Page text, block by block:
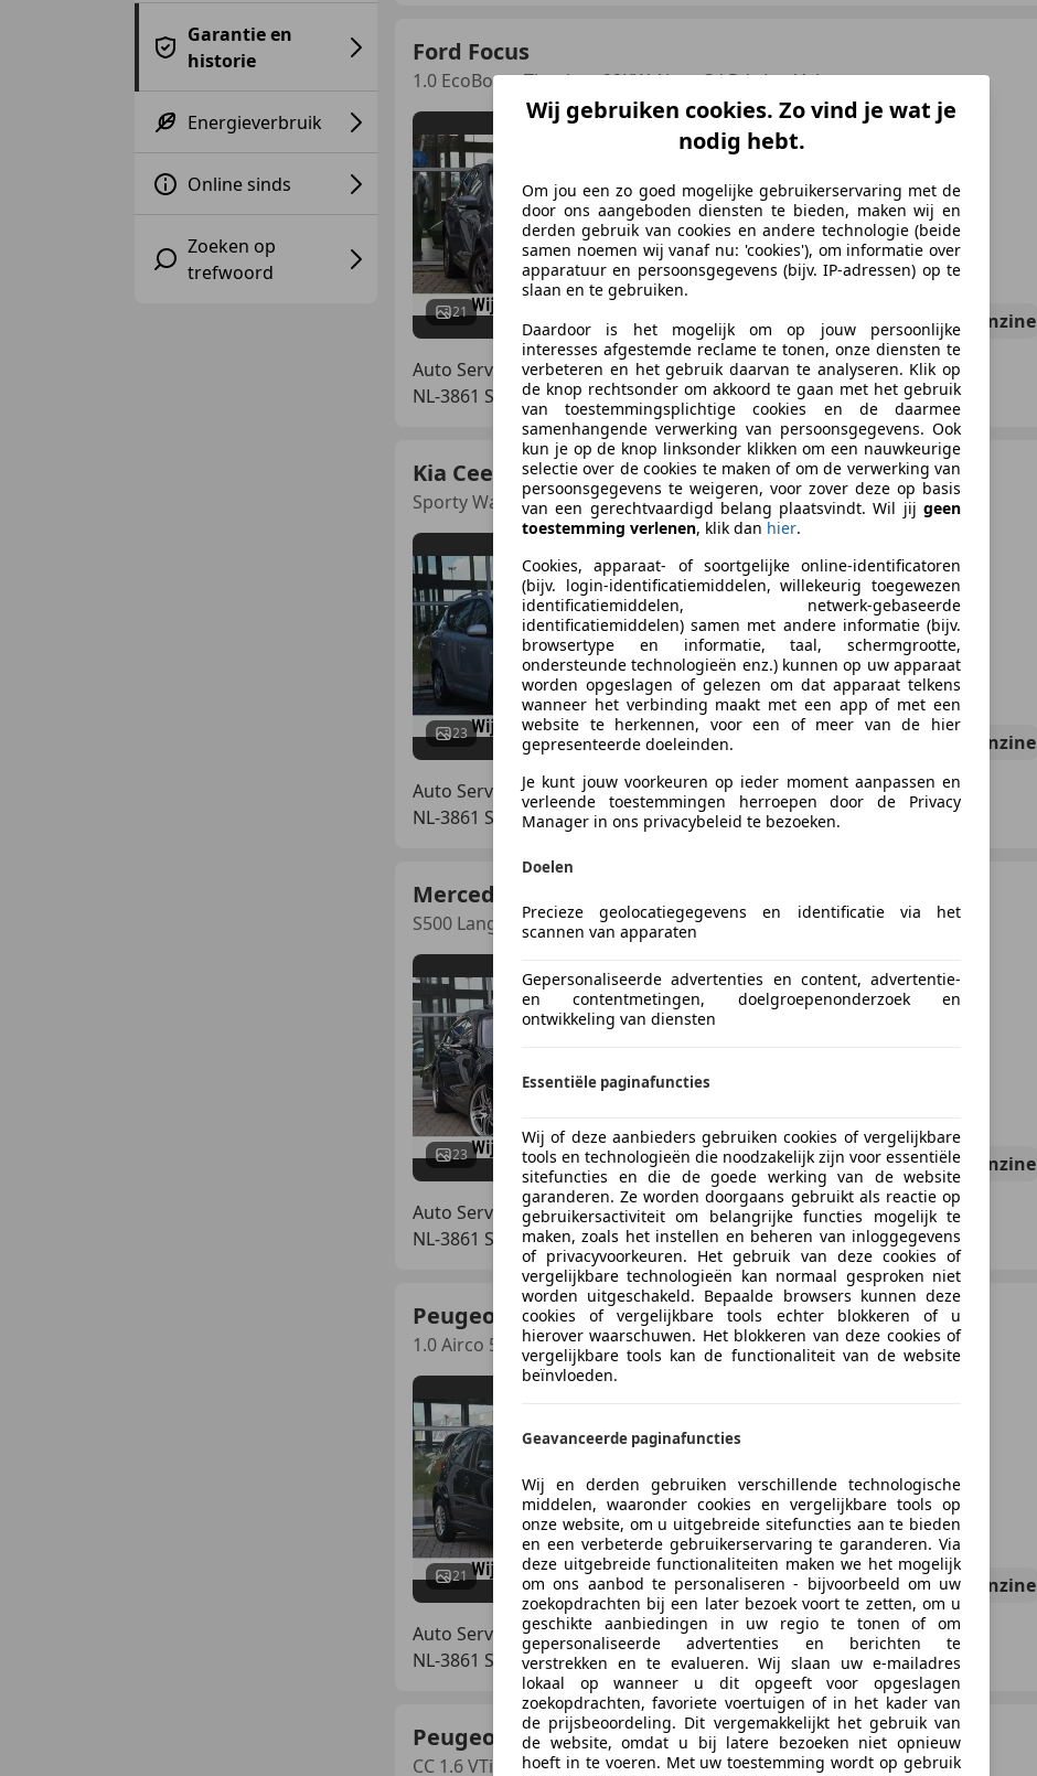
Garantie en
historie
Energieverbruik
Online sinds
Zoeken op
trefwoord
Ford Focus
1.0 EcoBoost Titanium 92KW Airco Cd Pdc Lm-Velgen
21
€ 4.445
07/2013 117.469 km Benzine
Auto Service Nijkerk
NL-3861 SE NIJKERK
Kia Ceed / cee'd
Sporty Wagon 1.4 CVVT | Airco | Trekhaak | Cruise
23
€ 2.100
02/2010 Benzine
Auto Service Nijkerk
NL-3861 SE NIJKERK
Mercedes-Benz S 500
S500 Lang V8 Lorinser Youngtimer Soft Close Distro
23
€ 15.250
03/2006 109.844 km Benzine
Auto Service Nijkerk
NL-3861 SE NIJKERK
Peugeot 107
1.0 Airco 5-Deurs 1e Eigenaar Lage KM NAP APK
21 04/2008 131.180 km Benzine
Auto Service Nijkerk
NL-3861 SE NIJKERK
Peugeot 207
CC 1.6 VTi Cabriolet Airco Stuurbekrachtiging Lm-V
Wij gebruiken cookies. Zo vind je wat je
nodig hebt.
Om jou een zo goed mogelijke gebruikerservaring met de
door ons aangeboden diensten te bieden, maken wij en
derden gebruik van cookies en andere technologie (beide
samen noemen wij vanaf nu: 'cookies'), om informatie over
apparatuur en persoonsgegevens (bijv. IP-adressen) op te
slaan en te gebruiken.
Daardoor is het mogelijk om op jouw persoonlijke
interesses afgestemde reclame te tonen, onze diensten te
verbeteren en het gebruik daarvan te analyseren. Klik op
de knop rechtsonder om akkoord te gaan met het gebruik
van toestemmingsplichtige cookies en de daarmee
samenhangende verwerking van persoonsgegevens. Ook
kun je op de knop linksonder klikken om een nauwkeurige
selectie over de cookies te maken of om de verwerking van
persoonsgegevens te weigeren, voor zover deze op basis
van een gerechtvaardigd belang plaatsvindt. Wil jij geen
toestemming verlenen, klik dan hier.
Cookies, apparaat- of soortgelijke online-identificatoren
(bijv. login-identificatiemiddelen, willekeurig toegewezen
identificatiemiddelen, netwerk-gebaseerde
identificatiemiddelen) samen met andere informatie (bijv.
browsertype en informatie, taal, schermgrootte,
ondersteunde technologieën enz.) kunnen op uw apparaat
worden opgeslagen of gelezen om dat apparaat telkens
wanneer het verbinding maakt met een app of met een
website te herkennen, voor een of meer van de hier
gepresenteerde doeleinden.
Je kunt jouw voorkeuren op ieder moment aanpassen en
verleende toestemmingen herroepen door de Privacy
Manager in ons privacybeleid te bezoeken.
Doelen
Precieze geolocatiegegevens en identificatie via het
scannen van apparaten
Gepersonaliseerde advertenties en content, advertentie-
en contentmetingen, doelgroepenonderzoek en
ontwikkeling van diensten
Essentiële paginafuncties
Wij of deze aanbieders gebruiken cookies of vergelijkbare
tools en technologieën die noodzakelijk zijn voor essentiële
sitefuncties en die de goede werking van de website
garanderen. Ze worden doorgaans gebruikt als reactie op
gebruikersactiviteit om belangrijke functies mogelijk te
maken, zoals het instellen en beheren van inloggegevens
of privacyvoorkeuren. Het gebruik van deze cookies of
vergelijkbare technologieën kan normaal gesproken niet
worden uitgeschakeld. Bepaalde browsers kunnen deze
cookies of vergelijkbare tools echter blokkeren of u
hierover waarschuwen. Het blokkeren van deze cookies of
vergelijkbare tools kan de functionaliteit van de website
beïnvloeden.
Geavanceerde paginafuncties
Wij en derden gebruiken verschillende technologische
middelen, waaronder cookies en vergelijkbare tools op
onze website, om u uitgebreide sitefuncties aan te bieden
en een verbeterde gebruikerservaring te garanderen. Via
deze uitgebreide functionaliteiten maken we het mogelijk
om ons aanbod te personaliseren - bijvoorbeeld om uw
zoekopdrachten bij een later bezoek voort te zetten, om u
geschikte aanbiedingen in uw regio te tonen of om
gepersonaliseerde advertenties en berichten te
verstrekken en te evalueren. Wij slaan uw e-mailadres
lokaal op wanneer u dit opgeeft voor opgeslagen
zoekopdrachten, favoriete voertuigen of in het kader van
de prijsbeoordeling. Dit vergemakkelijkt het gebruik van
de website, omdat u bij latere bezoeken niet opnieuw
hoeft in te voeren. Met uw toestemming wordt op gebruik